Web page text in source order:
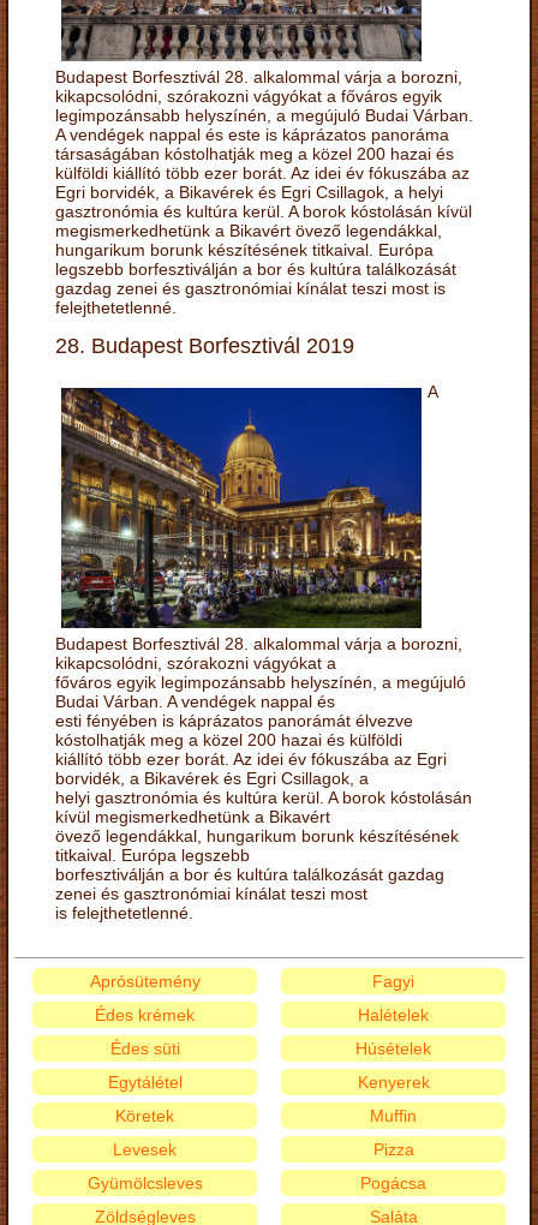
Budapest Borfesztivál 28. alkalommal várja a borozni,
kikapcsolódni, szórakozni vágyókat a főváros egyik
legimpozánsabb helyszínén, a megújuló Budai Várban.
A vendégek nappal és este is káprázatos panoráma
társaságában kóstolhatják meg a közel 200 hazai és
külföldi kiállító több ezer borát. Az idei év fókuszába az
Egri borvidék, a Bikavérek és Egri Csillagok, a helyi
gasztronómia és kultúra kerül. A borok kóstolásán kívül
megismerkedhetünk a Bikavért övező legendákkal,
hungarikum borunk készítésének titkaival. Európa
legszebb borfesztiválján a bor és kultúra találkozását
gazdag zenei és gasztronómiai kínálat teszi most is
felejthetetlenné.
28. Budapest Borfesztivál 2019
A
Budapest Borfesztivál 28. alkalommal várja a borozni,
kikapcsolódni, szórakozni vágyókat a
főváros egyik legimpozánsabb helyszínén, a megújuló
Budai Várban. A vendégek nappal és
esti fényében is káprázatos panorámát élvezve
kóstolhatják meg a közel 200 hazai és külföldi
kiállító több ezer borát. Az idei év fókuszába az Egri
borvidék, a Bikavérek és Egri Csillagok, a
helyi gasztronómia és kultúra kerül. A borok kóstolásán
kívül megismerkedhetünk a Bikavért
övező legendákkal, hungarikum borunk készítésének
titkaival. Európa legszebb
borfesztiválján a bor és kultúra találkozását gazdag
zenei és gasztronómiai kínálat teszi most
is felejthetetlenné.
Aprósütemény
Édes krémek
Édes süti
Egytálétel
Fagyi
Halételek
Húsételek
Kenyerek
Köretek
Levesek
Gyümölcsleves
Zöldségleves
Muffin
Pizza
Pogácsa
Saláta